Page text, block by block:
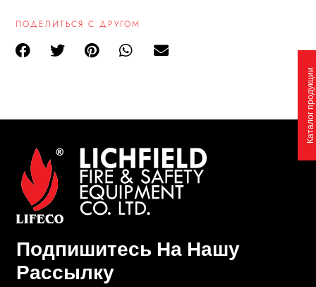
ПОДЕЛИТЬСЯ С ДРУГОМ
Подпишитесь На Нашу
Рассылку
Каталог продукции